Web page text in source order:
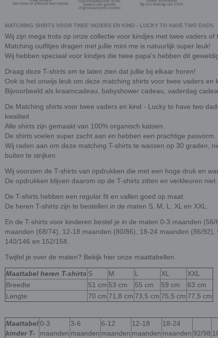
MATCHING SHIRTS VOOR TWEE VADERS EN KIND - LUCKY TO HAVE TWO DADS
Wij zijn mega trots op onze collectie voor kindjes met twee vaders of
Matching outfitjes dragen met jullie mini me is natuurlijk super leuk!
Wij hebben speciaal voor kindjes die twee papa's hebben dit
Draag deze T-shirts om te laten zien dat jullie bij elkaar horen!
Ook is het onwijs leuk om deze matching shirts voor twee vaders en
Bijvoorbeeld als kraamcadeau, babyshower cadeau, vaderdag
De Matching shirts voor twee vaders en kind - Lucky to have two
kwaliteit
Alle shirts zijn gemaakt van 100% organisch katoen.
De shirts voelen super zacht aan en hebben een prachtige pasvorm.
Wij raden aan om deze matching T-shirts te wassen op 30 graden,
buiten te strijken.
Wij voorzien de T-shirts van opdrukken die met een hoge druk en
De opdrukken blijven daarom op de T-shirts zitten en verkleuren niet.
De T-shirts hebben een regular fit en vallen goed op maat.
De heren T-shirts zijn te bestellen in de maten S, M, L, XL en XXL.
En de T-shirts voor kinderen bestel je in de maten 0-3 maanden
maanden (68/74), 12-18 maanden (80/86), 18-24 maanden (86/
140/146 en 152/158.
Twijfel je over de maten? Bekijk hier onze maattabellen.
Maattabel heren T-shirts S M L XL
XXL
Breedte
51 cm 53 cm 55 cm 59 cm
63 cm
Lengte
70 cm 71,8 cm 73,5 cm 75,5 cm 77,5 cm
Maattabel
kinder T-
0-3
maanden
3-6
maanden
6-12
maanden
12-18
maanden
18-24
maanden 92/98